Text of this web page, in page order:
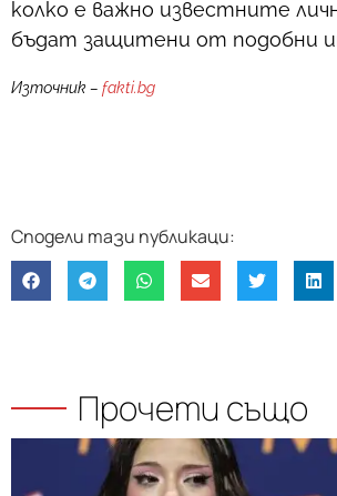
колко е важно известните
бъдат защитени от подобни
Източник – fakti.bg
Прочети също